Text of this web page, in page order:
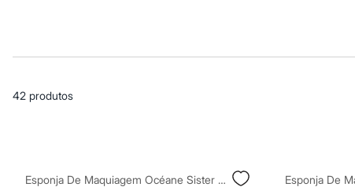
Shorts e Bermudas
Acessórios
Bolsas
Relógios
42 produtos
Esponja De Maquiagem Océane Sister Blend Roxa